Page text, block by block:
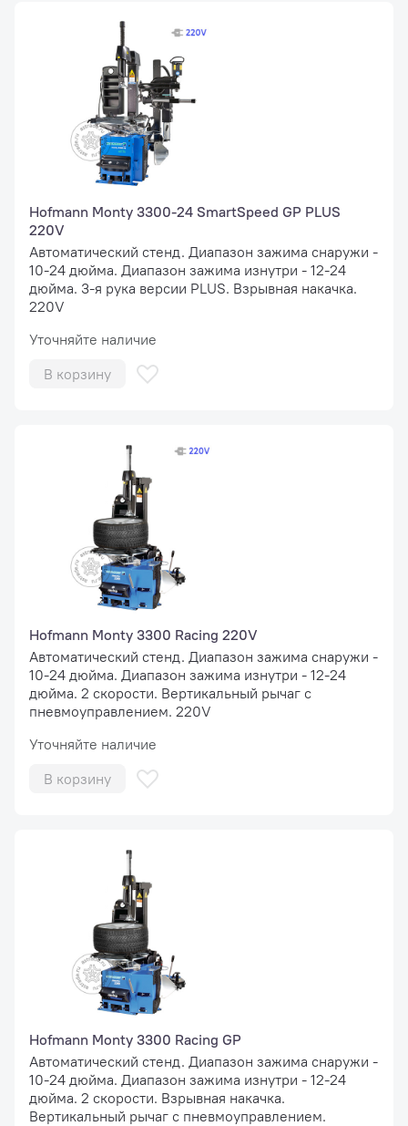
Hofmann Monty 3300-24 SmartSpeed GP PLUS
220V
Автоматический стенд. Диапазон зажима снаружи -
10-24 дюйма. Диапазон зажима изнутри - 12-24
дюйма. 3-я рука версии PLUS. Взрывная накачка.
220V
Уточняйте наличие
В корзину
Hofmann Monty 3300 Racing 220V
Автоматический стенд. Диапазон зажима снаружи -
10-24 дюйма. Диапазон зажима изнутри - 12-24
дюйма. 2 скорости. Вертикальный рычаг с
пневмоуправлением. 220V
Уточняйте наличие
В корзину
Hofmann Monty 3300 Racing GP
Автоматический стенд. Диапазон зажима снаружи -
10-24 дюйма. Диапазон зажима изнутри - 12-24
дюйма. 2 скорости. Взрывная накачка.
Вертикальный рычаг с пневмоуправлением.